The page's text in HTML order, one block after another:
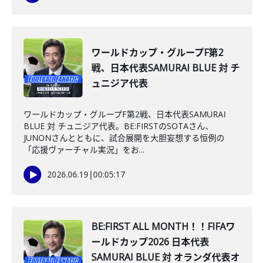
ワールドカップ・グループF第2
戦、日本代表SAMURAI BLUE 対 チ
ュニジア代表
ワールドカップ・グループF第2戦、日本代表SAMURAI
BLUE 対 チュニジア代表。BE:FIRSTのSOTAさん、
JUNONさんとともに、試合展開を大胆妄想する恒例の
「応援ヴァーチャル実況」をお...
2026.06.19 |00:05:17
BE:FIRST ALL MONTH！！FIFAワ
ールドカップ2026 日本代表
SAMURAI BLUE 対 オランダ代表オ